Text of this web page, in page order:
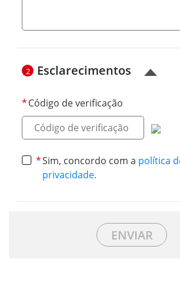
2 Esclarecimentos
Código de verificação
Sim, concordo com a política
privacidade.